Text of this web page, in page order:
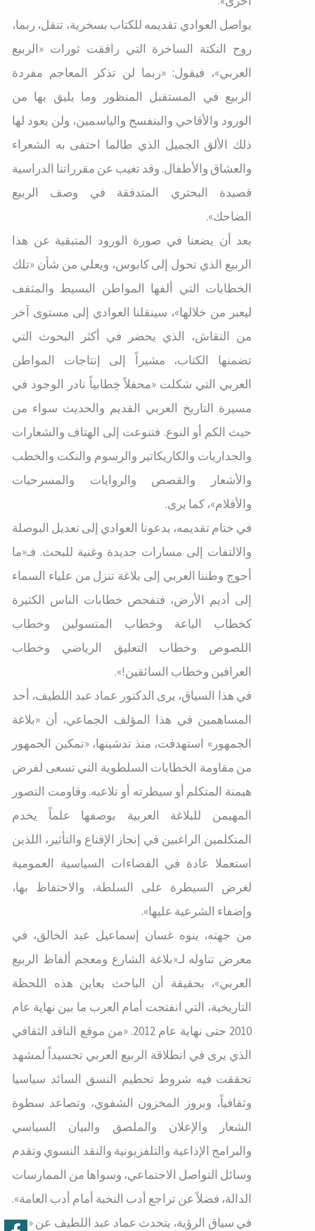
يواصل العوادي تقديمه للكتاب بسخرية، تنقل، ربما،
روح النكتة الساخرة التي رافقت ثورات «الربيع
العربي»، فيقول: «ربما لن تذكر المعاجم مفردة
الربيع في المستقبل المنظور وما يليق بها من
الورود والأقاحي والبنفسج والياسمين، ولن يعود لها
ذلك الألق الجميل الذي طالما احتفى به الشعراء
والعشاق والأطفال. وقد تغيب عن مقرراتنا الدراسية
قصيدة البحتري المتدفقة في وصف الربيع
الضاحك».
بعد أن يضعنا في صورة الورود المتبقية عن هذا
الربيع الذي تحول إلى كابوس، ويعلي من شأن «تلك
الخطابات التي ألفها المواطن البسيط والمثقف
ليعبر من خلالها»، سينقلنا العوادي إلى مستوى آخر
من النقاش، الذي يحضر في أكثر البحوث التي
تضمنها الكتاب، مشيراً إلى إنتاجات المواطن
العربي التي شكلت «محفلاً خِطابياً نادر الوجود في
مسيرة التاريخ العربي القديم والحديث سواء من
حيث الكم أو النوع. فتنوعت إلى الهتاف والشعارات
والجداريات والكاريكاتير والرسوم والنكت والخطب
والأشعار والقصص والروايات والمسرحيات
والأفلام»، كما يرى.
في ختام تقديمه، يدعونا العوادي إلى تعديل البوصلة
والالتفات إلى مسارات جديدة وغنية للبحث. فـ«ما
أحوج وطننا العربي إلى بلاغة تنزل من علياء السماء
إلى أديم الأرض، فتفحص خطابات الناس الكثيرة
كخطاب الباعة وخطاب المتسولين وخطاب
اللصوص وخطاب التعليق الرياضي وخطاب
العرافين وخطاب السائقين!».
في هذا السياق، يرى الدكتور عماد عبد اللطيف، أحد
المساهمين في هذا المؤلف الجماعي، أن «بلاغة
الجمهور» استهدفت، منذ تدشينها، «تمكين الجمهور
من مقاومة الخطابات السلطوية التي تسعى لفرض
هيمنة المتكلم أو سيطرته أو تلاعبه. وقاومت التصور
المهيمن للبلاغة العربية بوصفها علماً يخدم
المتكلمين الراغبين في إنجاز الإقناع والتأثير، اللذين
استعملا عادة في الفضاءات السياسية العمومية
لغرض السيطرة على السلطة، والاحتفاظ بها،
وإضفاء الشرعية عليها».
من جهته، ينوه غسان إسماعيل عبد الخالق، في
معرض تناوله لـ«بلاغة الشارع ومعجم ألفاظ الربيع
العربي»، بحقيقة أن الباحث يعاين هذه اللحظة
التاريخية، التي انفتحت أمام العرب ما بين نهاية عام
2010 حتى نهاية عام 2012. «من موقع الناقد الثقافي
الذي يرى في انطلاقة الربيع العربي تجسيداً لمشهد
تحققت فيه شروط تحطيم النسق السائد سياسيا
وثقافياً، وبروز المخزون الشفوي، وتصاعد سطوة
الشعار والإعلان والملصق والبيان السياسي
والبرامج الإذاعية والتلفزيونية والنقد النسوي وتقدم
وسائل التواصل الاجتماعي، وسواها من الممارسات
الدالة، فضلاً عن تراجع أدب النخبة أمام أدب العامة».
في سياق الرؤية، يتحدث عماد عبد اللطيف عن «نقد